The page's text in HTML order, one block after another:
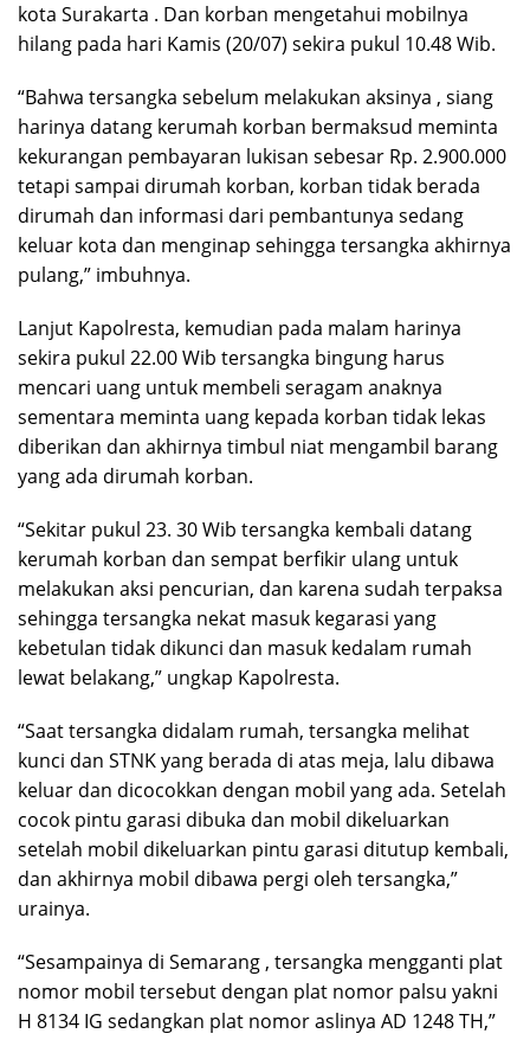
kota Surakarta . Dan korban mengetahui mobilnya
hilang pada hari Kamis (20/07) sekira pukul 10.48 Wib.
“Bahwa tersangka sebelum melakukan aksinya , siang
harinya datang kerumah korban bermaksud meminta
kekurangan pembayaran lukisan sebesar Rp. 2.900.000
tetapi sampai dirumah korban, korban tidak berada
dirumah dan informasi dari pembantunya sedang
keluar kota dan menginap sehingga tersangka akhirnya
pulang,” imbuhnya.
Lanjut Kapolresta, kemudian pada malam harinya
sekira pukul 22.00 Wib tersangka bingung harus
mencari uang untuk membeli seragam anaknya
sementara meminta uang kepada korban tidak lekas
diberikan dan akhirnya timbul niat mengambil barang
yang ada dirumah korban.
“Sekitar pukul 23. 30 Wib tersangka kembali datang
kerumah korban dan sempat berfikir ulang untuk
melakukan aksi pencurian, dan karena sudah terpaksa
sehingga tersangka nekat masuk kegarasi yang
kebetulan tidak dikunci dan masuk kedalam rumah
lewat belakang,” ungkap Kapolresta.
“Saat tersangka didalam rumah, tersangka melihat
kunci dan STNK yang berada di atas meja, lalu dibawa
keluar dan dicocokkan dengan mobil yang ada. Setelah
cocok pintu garasi dibuka dan mobil dikeluarkan
setelah mobil dikeluarkan pintu garasi ditutup kembali,
dan akhirnya mobil dibawa pergi oleh tersangka,”
urainya.
“Sesampainya di Semarang , tersangka mengganti plat
nomor mobil tersebut dengan plat nomor palsu yakni
H 8134 IG sedangkan plat nomor aslinya AD 1248 TH,”